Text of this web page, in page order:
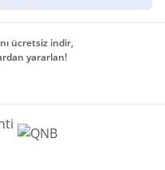
ücretsiz indir,
yararlan!